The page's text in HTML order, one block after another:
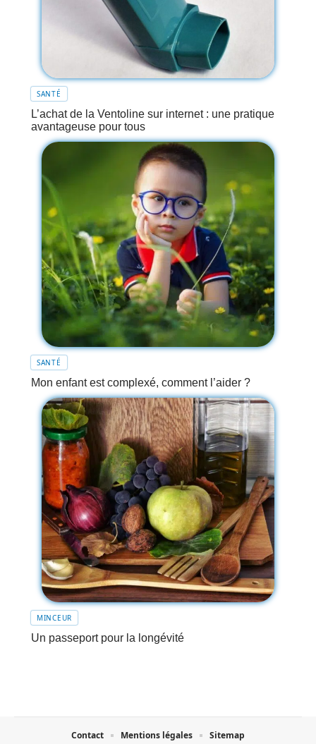
SANTÉ
L’achat de la Ventoline sur internet : une pratique
avantageuse pour tous
SANTÉ
Mon enfant est complexé, comment l’aider ?
MINCEUR
Un passeport pour la longévité
Contact Mentions légales Sitemap